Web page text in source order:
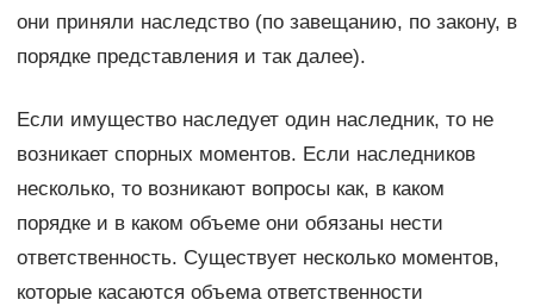
они приняли наследство (по завещанию, по закону, в
порядке представления и так далее).
Если имущество наследует один наследник, то не
возникает спорных моментов. Если наследников
несколько, то возникают вопросы как, в каком
порядке и в каком объеме они обязаны нести
ответственность. Существует несколько моментов,
которые касаются объема ответственности